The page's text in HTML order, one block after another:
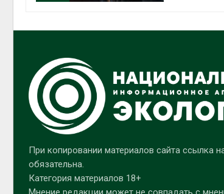
При копировании материалов сайта ссылка
обязательна.
Категория материалов 18+